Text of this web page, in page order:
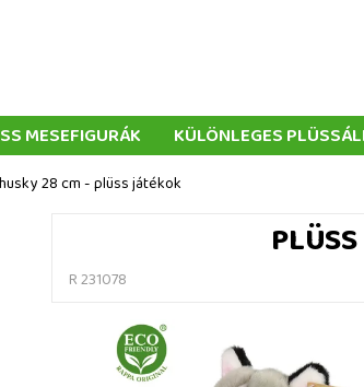
MESEFIGURÁK KÜLÖNLEGES
ÜZLETI FELTÉTELEK
28 cm - plüss játékok
R 231078